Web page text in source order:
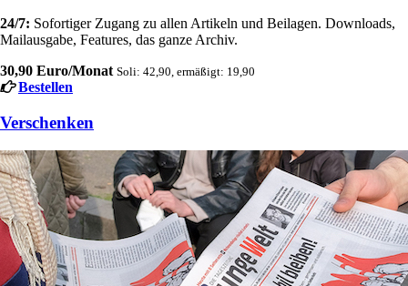
24/7: Sofortiger Zugang zu allen Artikeln und Beilagen. Downloads,
Mailausgabe, Features, das ganze Archiv.
30,90 Euro/Monat Soli: 42,90, ermäßigt: 19,90
Bestellen
Verschenken